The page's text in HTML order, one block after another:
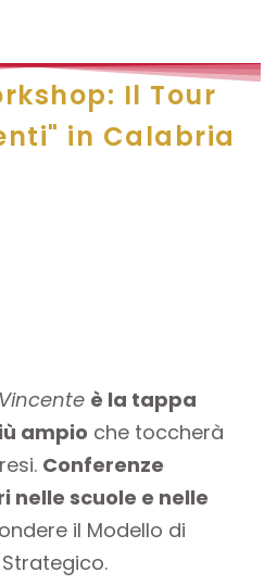
Il Tour
in Calabria
è la tappa
ampio che toccherà
Conferenze
nelle scuole e nelle
il Modello di